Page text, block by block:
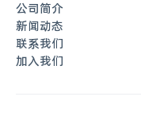
公司简介
新闻动态
联系我们
加入我们